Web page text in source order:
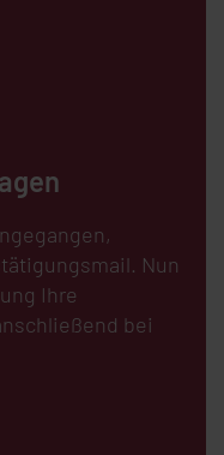
Nun
Ihre
bei